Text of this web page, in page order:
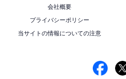
会社概要
プライバシーポリシー
当サイトの情報についての注意